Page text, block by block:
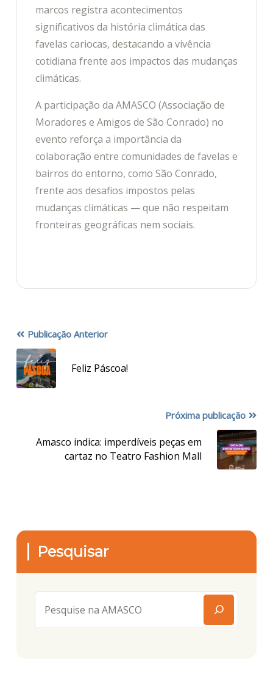
marcos registra acontecimentos
significativos da história climática das
favelas cariocas, destacando a vivência
cotidiana frente aos impactos das mudanças
climáticas.
A participação da AMASCO (Associação de
Moradores e Amigos de São Conrado) no
evento reforça a importância da
colaboração entre comunidades de favelas e
bairros do entorno, como São Conrado,
frente aos desafios impostos pelas
mudanças climáticas — que não respeitam
fronteiras geográficas nem sociais.
Publicação Anterior
Feliz Páscoa!
Próxima publicação
Amasco indica: imperdíveis peças em
cartaz no Teatro Fashion Mall
Pesquisar